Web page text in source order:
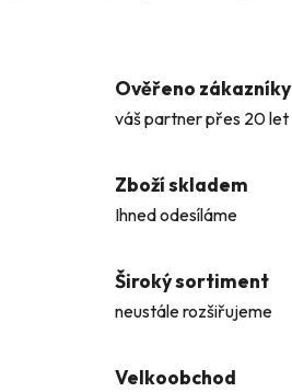
Ověřeno zákazníky
váš partner přes 20 let
Zboží skladem
Ihned odesíláme
Široký sortiment
neustále rozšiřujeme
Velkoobchod